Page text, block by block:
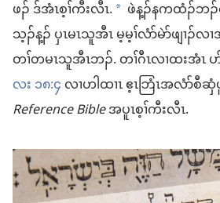
ဖၣ် ဒ်အံၤ​စ့ၢ်ကီး​လီၤ. * ဖဲ​န့ၣ်​န​က​ထံၣ်ဘ
သ့ၣ်​န့ၣ် ပှၤ​မၤ​သူ​အီၤ မ့မ့ၢ်​လံာ်မဲာ်ဖျၢၣ်​လ
တၢ်​တ​မၤ​သူ​အီၤ​ဘၣ်. တၢ်ဂီၤ​လၢ​ထး​အံၤ ပ
လး ၁၈:၄လၢ​ဟါထၢၤ ဧ့ၤဘြံၤ​အ​လံာ်စီဆှံ​
Reference Bibleအ​ပူၤ​စ့ၢ်ကီး​လီၤ.